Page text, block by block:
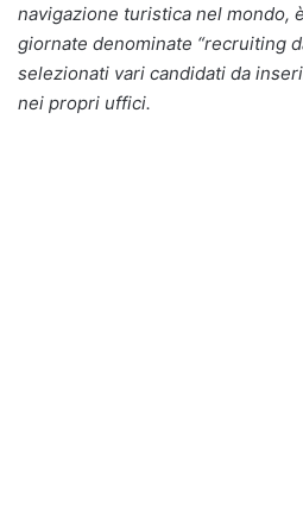
navigazione turistica nel mondo,
giornate denominate “recruiting
selezionati vari candidati da
nei propri uffici.